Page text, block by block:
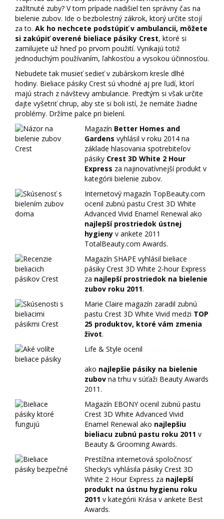
zažltnuté zuby? V tom prípade nadišiel ten správny čas na
bielenie zubov. Ide o bezbolestný zákrok, ktorý určite stojí
za to. Ak ho nechcete podstúpiť v ambulancii, môžete
si zakúpiť overené bieliace pásiky Crest, ktoré si
zamilujete už hneď po prvom použití. Vynikajú totiž
jednoduchým používaním, ľahkosťou a vysokou účinnosťou.
Nebudete tak musieť sedieť v zubárskom kresle dlhé
hodiny. Bieliace pásiky Crest sú vhodné aj pre ľudí, ktorí
majú strach z návštevy ambulancie. Predtým si však určite
dajte vyšetriť chrup, aby ste si boli istí, že nemáte žiadne
problémy. Držíme palce pri bielení.
Magazín Better Homes and
Gardens vyhlásil v roku 2014 na
základe hlasovania spotrebiteľov
pásiky Crest 3D White 2 Hour
Express za najinovatívnejší produkt v
kategórii bielenie zubov.
Internetový magazín TopBeauty.com
ocenil zubnú pastu Crest 3D White
Advanced Vivid Enamel Renewal ako
najlepší prostriedok ústnej
hygieny v ankete 2011
TotalBeauty.com Awards.
Magazín SHAPE vyhlásil bieliace
pásiky Crest 3D White 2-hour Express
za najlepší prostriedok na bielenie
zubov roku 2011.
Marie Claire magazín zaradil zubnú
pastu Crest 3D White Vivid medzi TOP
25 produktov, ktoré vám zmenia
život.
Life & Style ocenil
ako najlepšie pásiky na bielenie
zubov na trhu v súťaži Beauty Awards
2011.
Magazín EBONY ocenil zubnú pastu
Crest 3D White Advanced Vivid
Enamel Renewal ako najlepšiu
bieliacu zubnú pastu roku 2011 v
Beauty & Grooming Awards.
Prestížna internetová spoločnosť
Shecky’s vyhlásila pásiky Crest 3D
White 2 Hour Express za najlepší
produkt na ústnu hygienu roku
2011 v kategórii Krása v ankete Best
Awards.